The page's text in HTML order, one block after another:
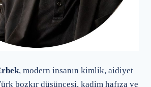
, modern insanın kimlik, aidiyet
bozkır düşüncesi, kadim hafıza ve